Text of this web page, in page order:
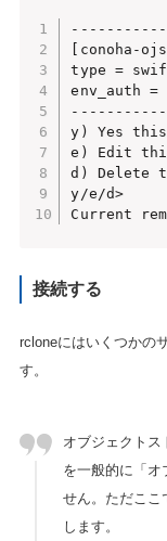
[conoha-
type =
env_auth
y) Yes
e) Edit
d) Delete
y/e/d>
Current
接続する
rcloneにはいくつかの
す。
オブジェクトス
を一般的に「オ
せん。ただここ
します。